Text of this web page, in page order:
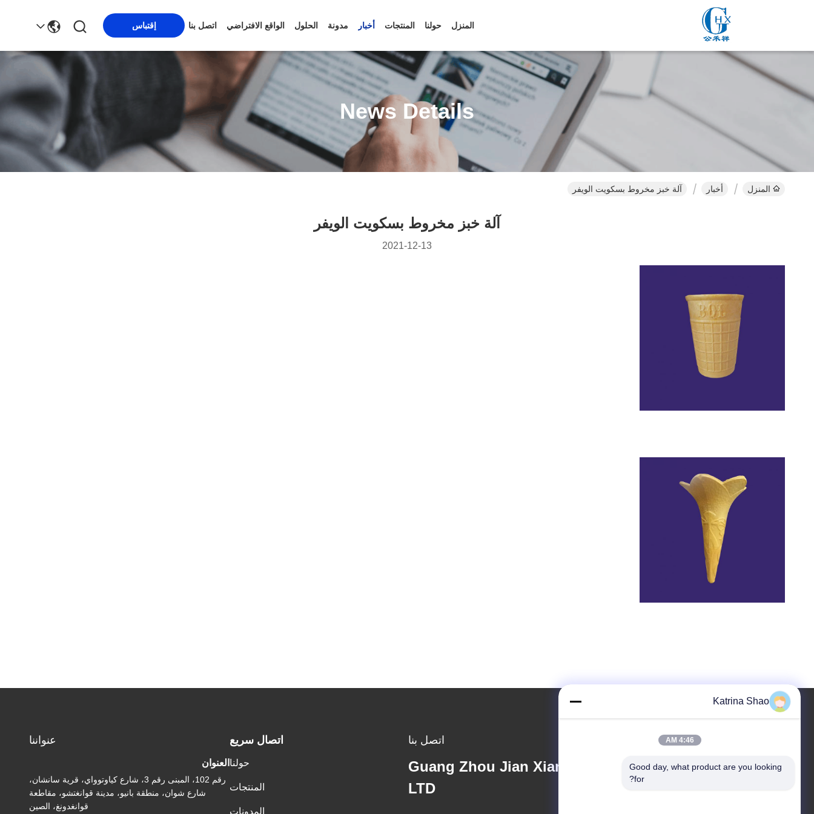
المنزل حولنا المنتجات أخبار مدونة الحلول الواقع الافتراضي اتصل بنا إقتباس
News Details
المنزل أخبار آلة خبز مخروط بسكويت الويفر
آلة خبز مخروط بسكويت الويفر
2021-12-13
اتصل بنا
Guang Zhou Jian Xiang Machinery Co.
LTD
اتصال سريع
حولنا
المنتجات
المدونات
عنواننا
العنوان
رقم 102، المبنى رقم 3، شارع كياوتوواي، قرية سانشان،
شارع شوان، منطقة بانيو، مدينة قوانغتشو، مقاطعة
قوانغدونغ، الصين
Katrina Shao
4:46 AM
Good day, what product are you looking
for?